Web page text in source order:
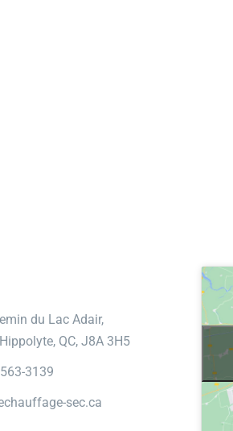
du Lac Adair,
QC, J8A 3H5
3139
sec.ca